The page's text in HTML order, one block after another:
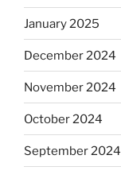
January 2025
December 2024
November 2024
October 2024
September 2024